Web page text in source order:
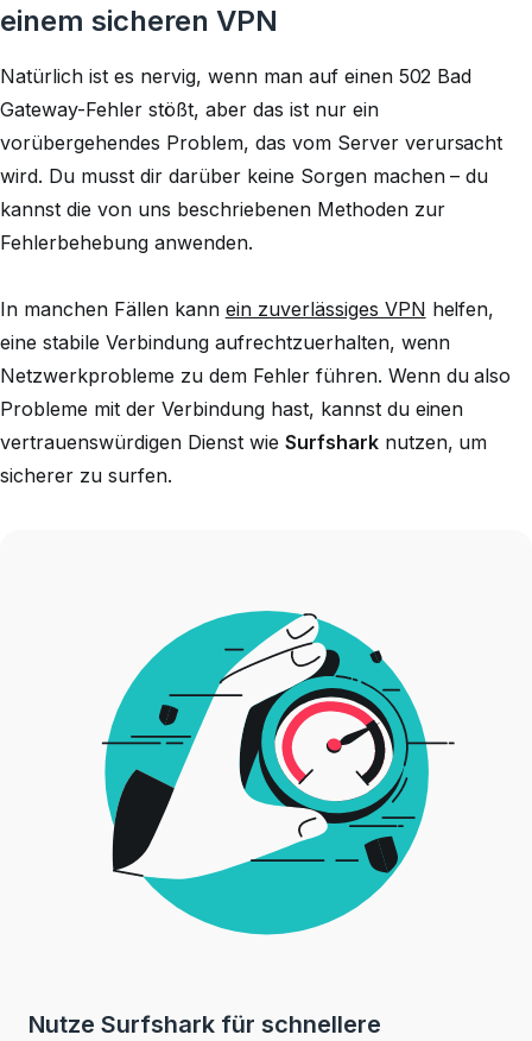
einem sicheren VPN
Natürlich ist es nervig, wenn man auf einen 502 Bad
Gateway-Fehler stößt, aber das ist nur ein
vorübergehendes Problem, das vom Server verursacht
wird. Du musst dir darüber keine Sorgen machen – du
kannst die von uns beschriebenen Methoden zur
Fehlerbehebung anwenden.
In manchen Fällen kann ein zuverlässiges VPN helfen,
eine stabile Verbindung aufrechtzuerhalten, wenn
Netzwerkprobleme zu dem Fehler führen. Wenn du also
Probleme mit der Verbindung hast, kannst du einen
vertrauenswürdigen Dienst wie Surfsharknutzen, um
sicherer zu surfen.
Nutze Surfshark für schnellere